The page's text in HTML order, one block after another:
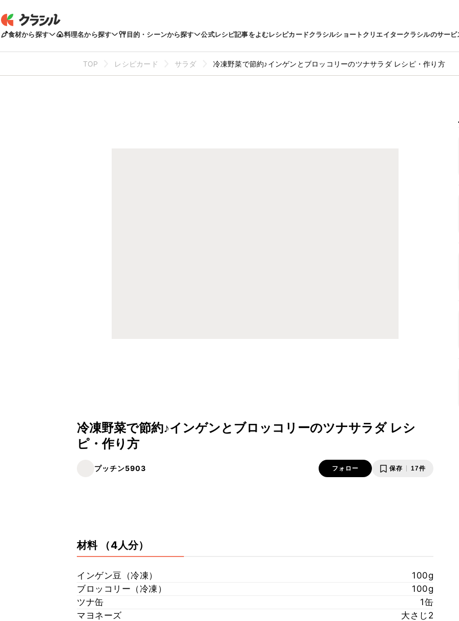
食材から探す 料理名から探す 目的・シーンから探す 公式レシピ記事をよむレシピカードクラシルショートクリエイタークラシルのサービ
TOP レシピカード サラダ 冷凍野菜で節約♪インゲンとブロッコリーのツナサラダ レシピ・作り方
冷凍野菜で節約♪インゲンとブロッコリーのツナサラダ レシ
ピ・作り方
プッチン5903 フォロー 保存 17件
材料 （4人分）
インゲン豆（冷凍）
100g
ブロッコリー（冷凍）
100g
ツナ缶
1缶
マヨネーズ
大さじ2